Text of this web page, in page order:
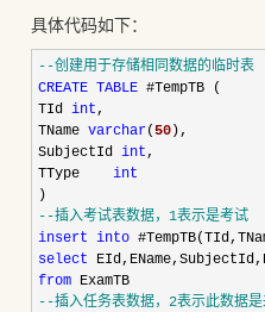
具体代码如下：
--创建用于存储相同数据的临时表
CREATE TABLE #TempTB (
TId int,
TName varchar(50 ),
SubjectId int,
TType int
)
--插入考试表数据，1表示是考试
insert into
select
from ExamTB
--插入任务表数据，2表示此数据